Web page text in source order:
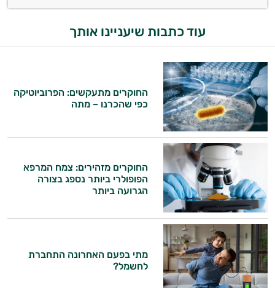
עוד כתבות שיעניינו אותך
החוקרים מתעקשים: הפרוביוטיקה
כפי שהכרנו – מתה
החוקרים מזהירים: צמח המרפא
הפופולרי ביותר נספג בצורה
הגרועה ביותר
מתי בפעם האחרונה התחברת
לחשמל?